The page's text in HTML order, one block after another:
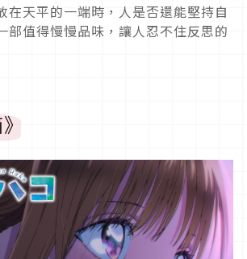
在天平的一端時，人是否還能堅持自
部值得慢慢品味，讓人忍不住反思的